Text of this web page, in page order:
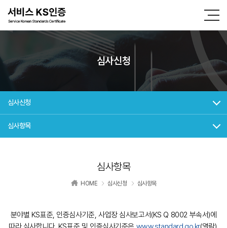
심사신청
심사신청
심사항목
심사항목
HOME 심사신청 심사항목
분야별 KS표준, 인증심사기준, 사업장 심사보고서(KS Q 8002 부속서)에